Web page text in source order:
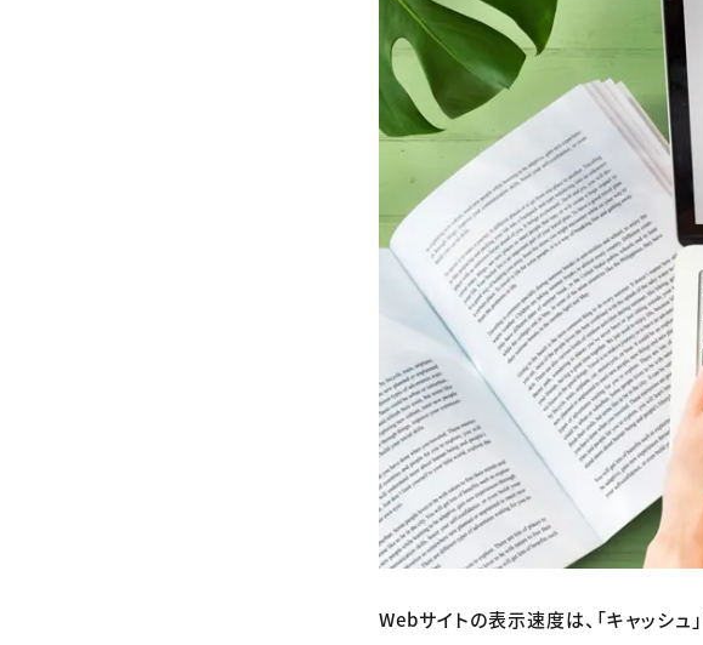
Webサイトの表示速度は、「キャッシュ